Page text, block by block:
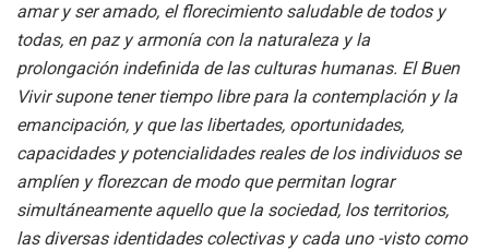
amar y ser amado, el florecimiento saludable de todos y
todas, en paz y armonía con la naturaleza y la
prolongación indefinida de las culturas humanas. El Buen
Vivir supone tener tiempo libre para la contemplación y la
emancipación, y que las libertades, oportunidades,
capacidades y potencialidades reales de los individuos se
amplíen y florezcan de modo que permitan lograr
simultáneamente aquello que la sociedad, los territorios,
las diversas identidades colectivas y cada uno -visto como